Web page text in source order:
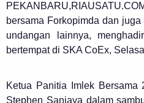
bersama Forkopimda dan
undangan lainnya,
bertempat di SKA CoEx,
Ketua Panitia Imlek Bersama
Stephen Sanjaya dalam